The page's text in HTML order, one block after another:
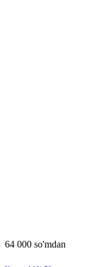
64 000 so'mdan